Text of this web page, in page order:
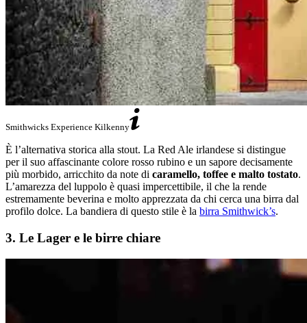
Smithwicks Experience Kilkenny
È l’alternativa storica alla stout. La Red Ale irlandese si distingue
per il suo affascinante colore rosso rubino e un sapore decisamente
più morbido, arricchito da note di caramello, toffee e malto tostato.
L’amarezza del luppolo è quasi impercettibile, il che la rende
estremamente beverina e molto apprezzata da chi cerca una birra dal
profilo dolce. La bandiera di questo stile è la birra Smithwick’s.
3. Le Lager e le birre chiare